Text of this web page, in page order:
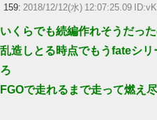
159: 2018/12/12(水) 12:07:25.09
いくらでも続編作れそうだっ
乱造しとる時点でもうfateシ
ろ
FGOで走れるまで走って燃え